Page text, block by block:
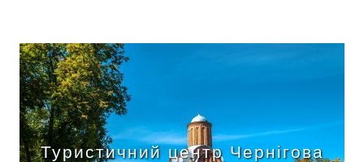
Туристичний центр Чернігова